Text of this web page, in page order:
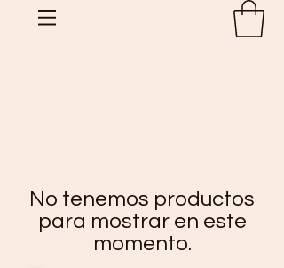
No tenemos productos
para mostrar en este
momento.